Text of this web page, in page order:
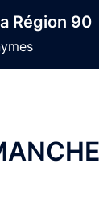
Région 90